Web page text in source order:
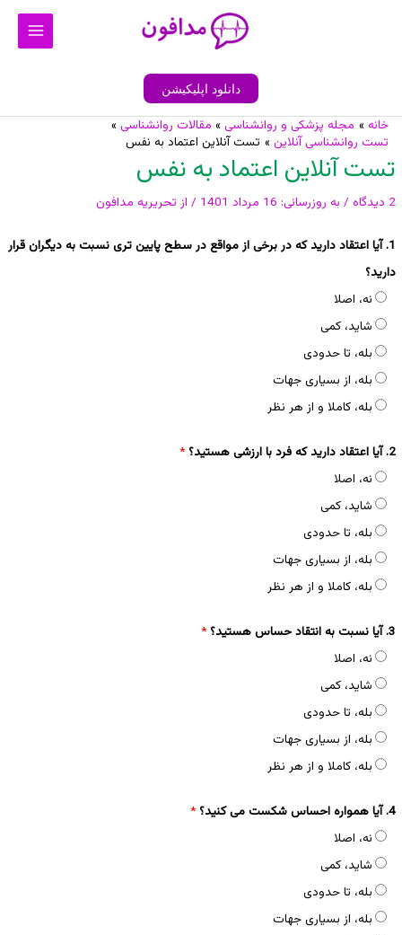
Main
دانلود اپلیکیشن
خانه مجله پزشکی و روانشناسی
مقالات روانشناسی
تست روانشناسی آنلاین
تست آنلاین اعتماد به نفس
تست آنلاین اعتماد به نفس
2 دیدگاه / به روزرسانی: / از تحریریه مدافون
1. آیا اعتقاد دارید که در برخی از مواقع در سطح پایین تری نسبت به دیگران قرار
دارید؟
نه، اصلا
شاید، کمی
بله، تا حدودی
بله، از بسیاری جهات
بله، کاملا و از هر نظر
2. آیا اعتقاد دارید که فرد با ارزشی هستید؟
*
نه، اصلا
شاید، کمی
بله، تا حدودی
بله، از بسیاری جهات
بله، کاملا و از هر نظر
3. آیا نسبت به انتقاد حساس هستید؟
*
نه، اصلا
شاید، کمی
بله، تا حدودی
بله، از بسیاری جهات
بله، کاملا و از هر نظر
4. آیا همواره احساس شکست می کنید؟
*
نه، اصلا
شاید، کمی
بله، تا حدودی
بله، از بسیاری جهات
پیمایش